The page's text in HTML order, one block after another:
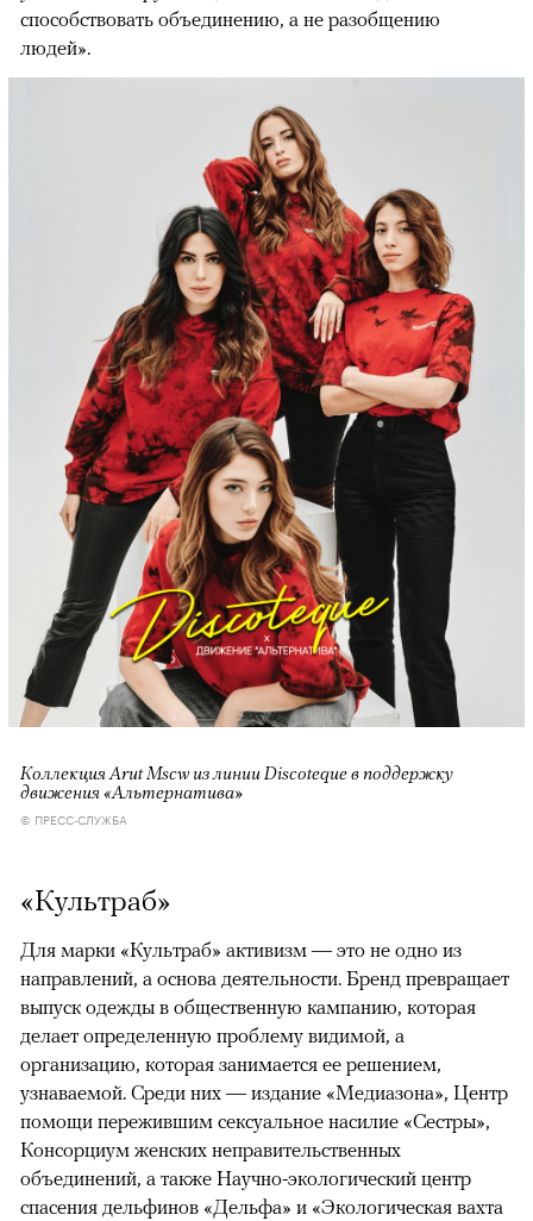
способствовать объединению, а не разобщению
людей».
Коллекция Arut Mscw из линии Discoteque в поддержку
движения «Альтернатива»
© ПРЕСС-СЛУЖБА
«Культраб»
Для марки «Культраб» активизм — это не одно из
направлений, а основа деятельности. Бренд превращает
выпуск одежды в общественную кампанию, которая
делает определенную проблему видимой, а
организацию, которая занимается ее решением,
узнаваемой. Среди них — издание «Медиазона», Центр
помощи пережившим сексуальное насилие «Сестры»,
Консорциум женских неправительственных
объединений, а также Научно-экологический центр
спасения дельфинов «Дельфа» и «Экологическая вахта